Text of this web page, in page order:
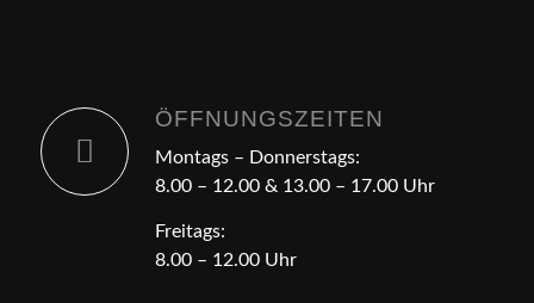
ÖFFNUNGSZEITEN
Montags – Donnerstags:
8.00 – 12.00 & 13.00 – 17.00 Uhr
Freitags:
8.00 – 12.00 Uhr